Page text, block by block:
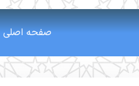
صفحه اصلی